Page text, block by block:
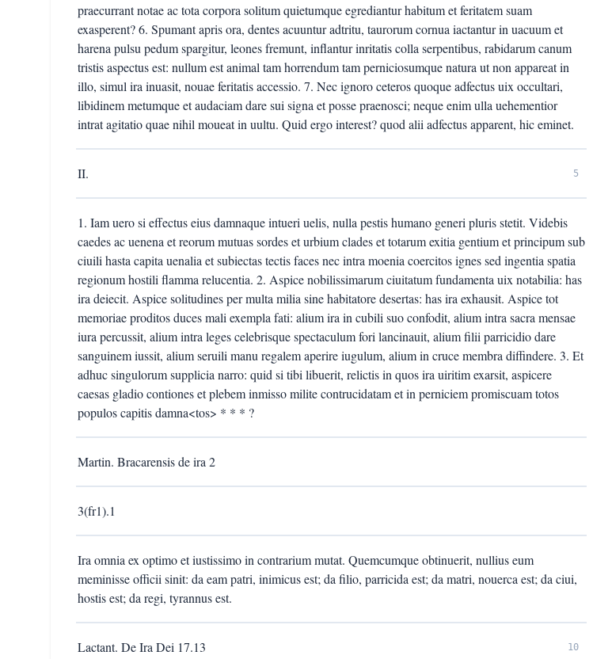
praecurrant notae ac tota corpora solitum quietumque egrediantur habitum et feritatem suam
exasperent? 6. Spumant apris ora, dentes acuuntur adtritu, taurorum cornua iactantur in uacuum et
harena pulsu pedum spargitur, leones fremunt, inflantur inritatis colla serpentibus, rabidarum canum
tristis aspectus est: nullum est animal tam horrendum tam perniciosumque natura ut non appareat in
illo, simul ira inuasit, nouae feritatis accessio. 7. Nec ignoro ceteros quoque adfectus uix occultari,
libidinem metumque et audaciam dare sui signa et posse praenosci; neque enim ulla uehementior
intrat agitatio quae nihil moueat in uultu. Quid ergo interest? quod alii adfectus apparent, hic eminet.
II. 5
1. Iam uero si effectus eius damnaque intueri uelis, nulla pestis humano generi pluris stetit. Videbis
caedes ac uenena et reorum mutuas sordes et urbium clades et totarum exitia gentium et principum sub
ciuili hasta capita uenalia et subiectas tectis faces nec intra moenia coercitos ignes sed ingentia spatia
regionum hostili flamma relucentia. 2. Aspice nobilissimarum ciuitatum fundamenta uix notabilia: has
ira deiecit. Aspice solitudines per multa milia sine habitatore desertas: has ira exhausit. Aspice tot
memoriae proditos duces mali exempla fati: alium ira in cubili suo confodit, alium intra sacra mensae
iura percussit, alium intra leges celebrisque spectaculum fori lancinauit, alium filii parricidio dare
sanguinem iussit, alium seruili manu regalem aperire iugulum, alium in cruce membra diffindere. 3. Et
adhuc singulorum supplicia narro: quid si tibi libuerit, relictis in quos ira uiritim exarsit, aspicere
caesas gladio contiones et plebem inmisso milite contrucidatam et in perniciem promiscuam totos
populos capitis damna<tos> * * * ?
Martin. Bracarensis de ira 2
3(fr1).1
Ira omnia ex optimo et iustissimo in contrarium mutat. Quemcumque obtinuerit, nullius eum
meminisse officii sinit: da eam patri, inimicus est; da filio, parricida est; da matri, nouerca est; da ciui,
hostis est; da regi, tyrannus est.
Lactant. De Ira Dei 17.13 10